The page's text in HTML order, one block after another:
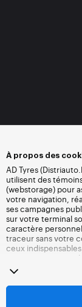
À propos des
AD Tyres
utilisent des
(webstorage) pour
votre navigation,
ses campagnes
sur votre terminal
caractère
traceur sans votre
ceux
conservons votre
consentement à
autres traceurs
accepter le dépôt
obstacle à l’accès